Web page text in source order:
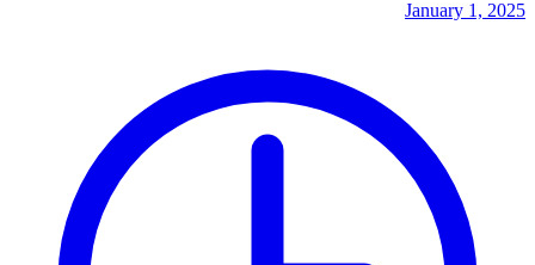
January 1, 2025